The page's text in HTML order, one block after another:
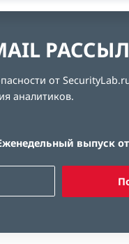
от
аналитиков.
выпуск